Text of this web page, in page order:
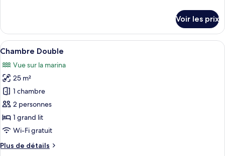
chambre,
le
type
de
Appartement
Standard,
chambre,
cuisine
Voir les prix
Afficher
toutes
les
photos
pour
ce
type
de
chambre :
Chambre
Une chambre d’hôtel dotée d’une
5
Chambre Double
Vue sur la marina
25 m²
1 chambre
2 personnes
1 grand lit
Wi-Fi gratuit
Plus de détails
Plus